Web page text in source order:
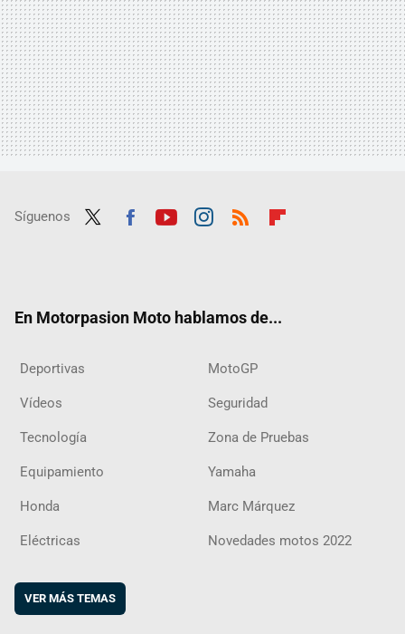
Síguenos
En Motorpasion Moto hablamos de...
Deportivas MotoGP
Vídeos Seguridad
Tecnología Zona de Pruebas
Equipamiento Yamaha
Honda Marc Márquez
Eléctricas Novedades motos 2022
VER MÁS TEMAS